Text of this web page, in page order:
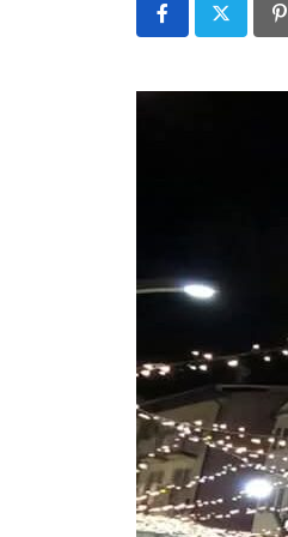
Impressum